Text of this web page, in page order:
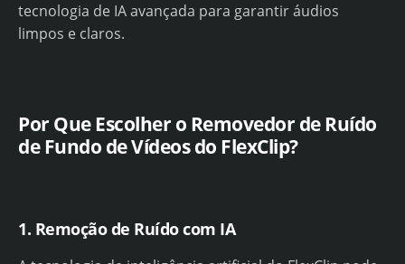
tecnologia de IA avançada para garantir áudios
limpos e claros.
Por Que Escolher o Removedor de Ruído
de Fundo de Vídeos do FlexClip?
1. Remoção de Ruído com IA